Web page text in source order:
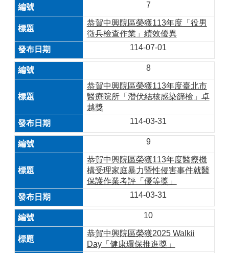
7
恭賀中興院區榮獲113年度「役男
徵兵檢查作業」績效優異
114-07-01
8
恭賀中興院區榮獲113年度臺北市
醫療院所「潛伏結核感染篩檢」卓
越獎
114-03-31
9
恭賀中興院區榮獲113年度醫療機
構受理家庭暴力暨性侵害事件就醫
保護作業考評「優等獎」
114-03-31
10
恭賀中興院區榮獲2025 Walkii
Day「健康環保推進獎」